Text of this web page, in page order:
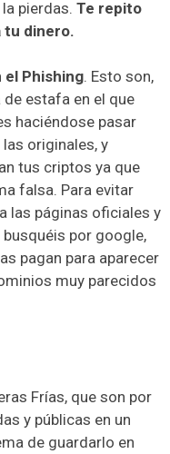
pierdas. Te repito
tu dinero.
el Phishing. Esto son,
estafa en el que
haciéndose pasar
originales, y
tus criptos ya que
falsa. Para evitar
las páginas oficiales y
por google,
pagan para aparecer
muy parecidos
Frías, que son por
y públicas en un
de guardarlo en